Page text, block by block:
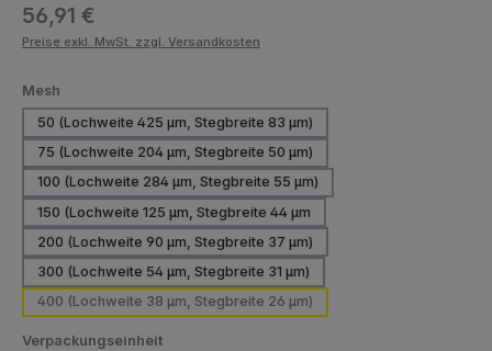
Regulärer Preis:
56,91 €
Preise exkl. MwSt. zzgl. Versandkosten
Mesh
50 (Lochweite 425 µm, Stegbreite 83 µm)
75 (Lochweite 204 µm, Stegbreite 50 µm)
100 (Lochweite 284 µm, Stegbreite 55 µm)
150 (Lochweite 125 µm, Stegbreite 44 µm
200 (Lochweite 90 µm, Stegbreite 37 µm)
300 (Lochweite 54 µm, Stegbreite 31 µm)
400 (Lochweite 38 µm, Stegbreite 26 µm)
Verpackungseinheitauswählen